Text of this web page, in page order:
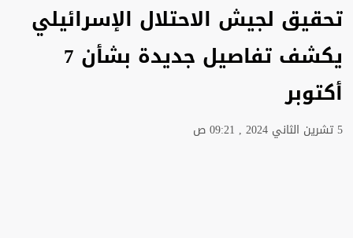
تحقيق لجيش الاحتلال الإسرائيلي
يكشف تفاصيل جديدة بشأن 7
أكتوبر
5 تشرين الثاني 2024 , 09:21 ص